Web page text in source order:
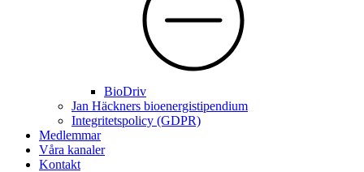
BioDriv
Jan Häckners bioenergistipendium
Integritetspolicy (GDPR)
Medlemmar
Våra kanaler
Kontakt